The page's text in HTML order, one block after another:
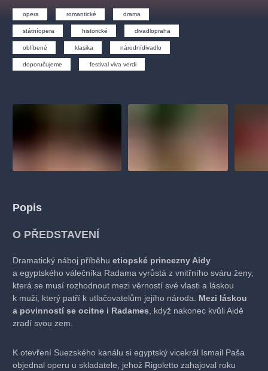
opera romantické drama
státníopera historické divadlopraha
oblíbené klasika národnídivadlo
doporučujeme festival viva verdi
Popis
O PŘEDSTAVENÍ
Dramatický náboj příběhu etiopské princezny Aidy
a egyptského válečníka Radama vyrůstá z vnitřního sváru ženy,
která se musí rozhodnout mezi věrností své vlasti a láskou
k muži, který patří k utlačovatelům jejího národa. Mezi láskou
a povinností se ocitne i Radames , když nakonec kvůli Aidě
zradí svou zem.
K otevření Suezského kanálu si egyptský vicekrál Ismail Paša
objednal operu u skladatele, jehož Rigoletto zahajoval roku
Nejnavštěvovanější
muzikálypraha divadlopraha sleva
filmováhudba státníopera rudolfinum
národnídivadlo činohra